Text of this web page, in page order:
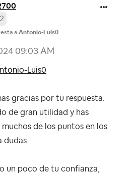
a Antonio-Luis0
09:03 AM
Luis0
gracias por tu respuesta.
de gran utilidad y has
de los puntos en los
dudas.
un poco de tu confianza,